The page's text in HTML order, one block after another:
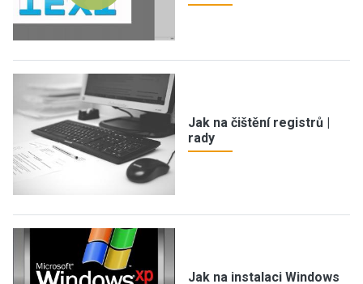
Jak na čištění registrů |
rady
Jak na instalaci Windows